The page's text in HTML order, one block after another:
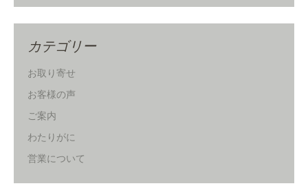
カテゴリー
お取り寄せ
お客様の声
ご案内
わたりがに
営業について